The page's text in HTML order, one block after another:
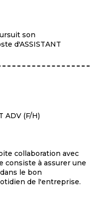
son
d'ASSISTANT
ADV (F/H)
collaboration avec
consiste à assurer une
le bon
de l'entreprise.